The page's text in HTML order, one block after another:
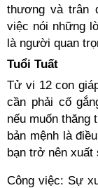
thương và trân
việc nói những
là người quan
Tuổi Tuất
Tử vi 12 con
cần phải cố
nếu muốn thăng
bản mệnh là
bạn trở nên xuất
Công việc: Sự